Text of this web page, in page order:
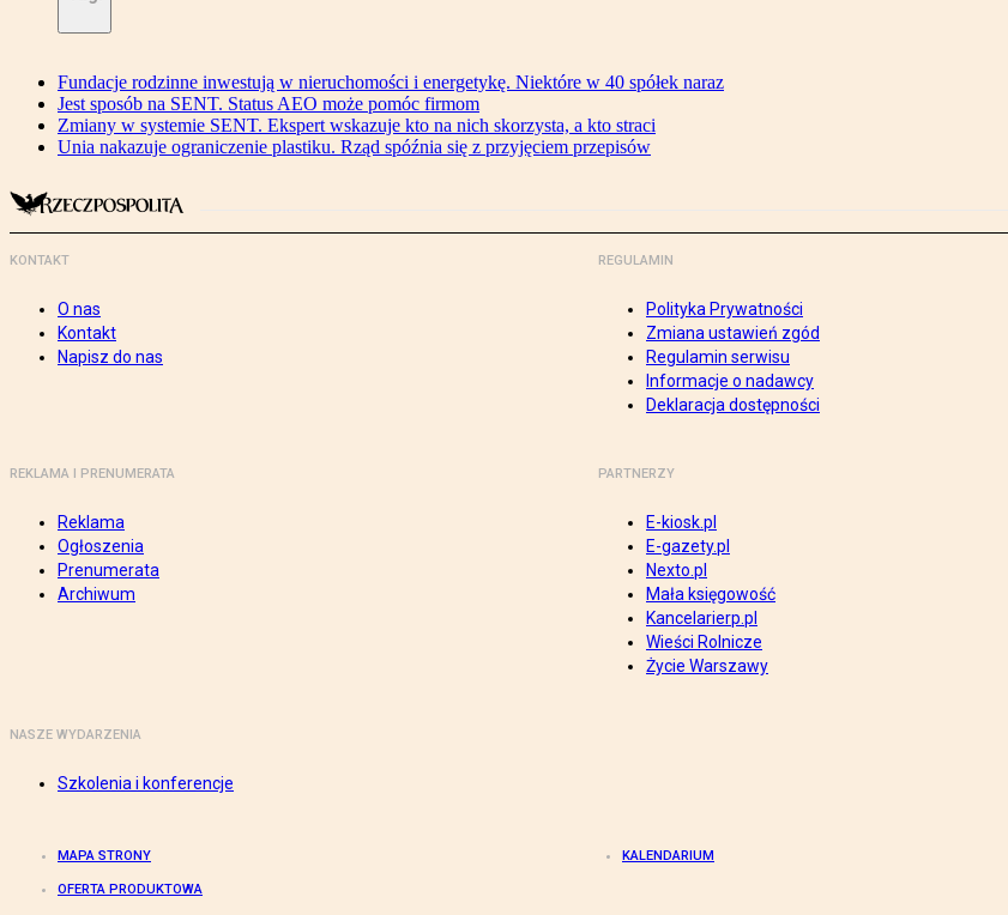
Fundacje rodzinne inwestują w nieruchomości i energetykę. Niektóre w 40 spółek naraz
Jest sposób na SENT. Status AEO może pomóc firmom
Zmiany w systemie SENT. Ekspert wskazuje kto na nich skorzysta, a kto straci
Unia nakazuje ograniczenie plastiku. Rząd spóźnia się z przyjęciem przepisów
KONTAKT
O nas
Kontakt
Napisz do nas
REGULAMIN
Polityka Prywatności
Zmiana ustawień zgód
Regulamin serwisu
Informacje o nadawcy
Deklaracja dostępności
REKLAMA I PRENUMERATA
Reklama
Ogłoszenia
Prenumerata
Archiwum
PARTNERZY
E-kiosk.pl
E-gazety.pl
Nexto.pl
Mała księgowość
Kancelarierp.pl
Wieści Rolnicze
Życie Warszawy
NASZE WYDARZENIA
Szkolenia i konferencje
MAPA STRONY KALENDARIUM
OFERTA PRODUKTOWA